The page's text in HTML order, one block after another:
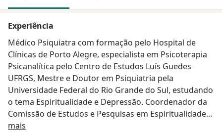
Experiência
Médico Psiquiatra com formação pelo Hospital de
Clínicas de Porto Alegre, especialista em Psicoterapia
Psicanalítica pelo Centro de Estudos Luís Guedes
UFRGS, Mestre e Doutor em Psiquiatria pela
Universidade Federal do Rio Grande do Sul, estudando
o tema Espiritualidade e Depressão. Coordenador da
Comissão de Estudos e Pesquisas em Espiritualidade e
Psiquiatria da Associação Brasileira de Psiquiatria
mais